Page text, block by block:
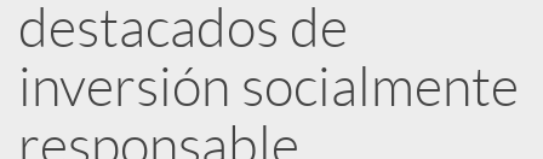
e
s
destacados de
inversión socialmente
responsable